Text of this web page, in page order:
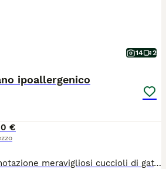
14 2
ipoallergenico
€
Disponibili per la prenotazione meravigliosi cuccioli di gatto Siberiano, nati e cresciuti in ambiente familiare. Questa razza è famosa per il suo carattere affettuoso, socievole e per essere naturalmente ipoallergenica.I cuccioli saranno pronti per entrare nella loro nuova casa a partire dalla seconda settimana di agosto. Verranno ceduti muniti di:Primo vaccino effettuato.Sverminazione completa.Libretto sanitario veterinario. I genitori dei cuccioli sono visibili, godono di ottima salute e sono regolarmente testati e negativi per FIV e FeLV (Immunodeficienza e Leucemia felina), a garanzia della massima serenità per la salute futura del gattino.I piccoli sono già abituati all'uso della lettiera e al tiragraffi. Sono perfetti per la vita in famiglia e per la compagnia di bambini o altri animali.Per informazioni, foto aggiornate dei singoli cuccioli o per venire a conoscerli di persona, contattatemi tramite messaggio o telefonicamente(anche wtsp). No pedigree.